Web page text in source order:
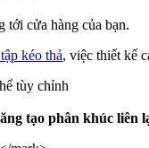
tới cửa hàng của bạn.
kéo thả, việc thiết kế
tùy chỉnh
tạo phân khúc liên